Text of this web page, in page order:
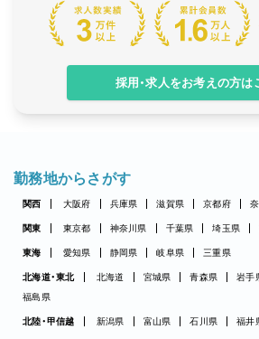
採用・求人をお考えの方は
勤務地からさがす
関西 大阪府 兵庫県 滋賀県 京都府
関東 東京都 神奈川県 千葉県 埼玉県
東海 愛知県 静岡県 岐阜県 三重県
北海道・東北 北海道 宮城県 青森県 岩手
福島県
北陸・甲信越 新潟県 富山県 石川県 福井